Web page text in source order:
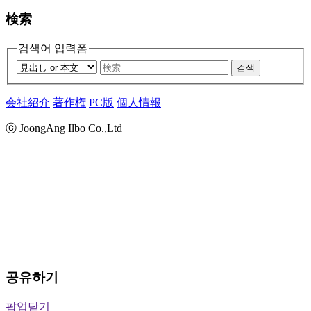
検索
검색어 입력폼
검색
会社紹介 著作権 PC版 個人情報
ⓒ JoongAng Ilbo Co.,Ltd
공유하기
팝업닫기